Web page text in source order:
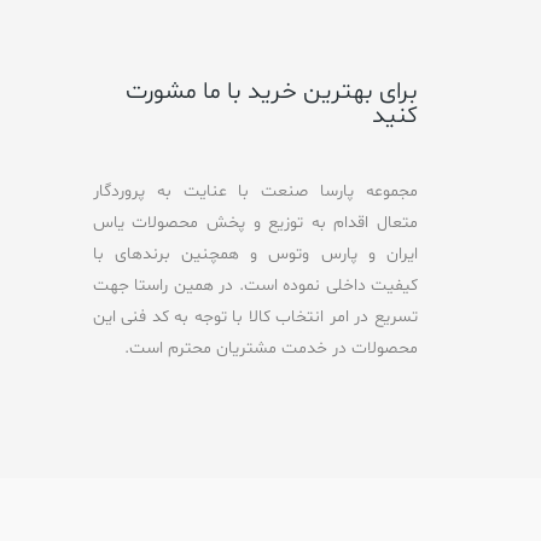
برای بهترین خرید با ما مشورت
کنید
مجموعه پارسا صنعت با عنایت به پروردگار
متعال اقدام به توزیع و پخش محصولات یاس
ایران و پارس وتوس و همچنین برندهای با
کیفیت داخلی نموده است. در همین راستا جهت
تسریع در امر انتخاب کالا با توجه به کد فنی این
محصولات در خدمت مشتریان محترم است.